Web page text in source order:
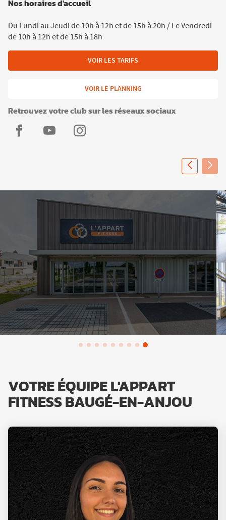
Nos horaires d'accueil
Du Lundi au Jeudi de 10h à 12h et de 15h à 20h / Le Vendredi
de 10h à 12h et de 15h à 18h
VOIR LES TARIFS
VOIR LE PLANNING
Retrouvez votre club sur les réseaux sociaux
L'Appart
en-
Anjou
L'Appart
en-
Anjou
L'Appart
en-
Anjou
VOTRE ÉQUIPE L'APPART
FITNESS BAUGÉ-EN-ANJOU